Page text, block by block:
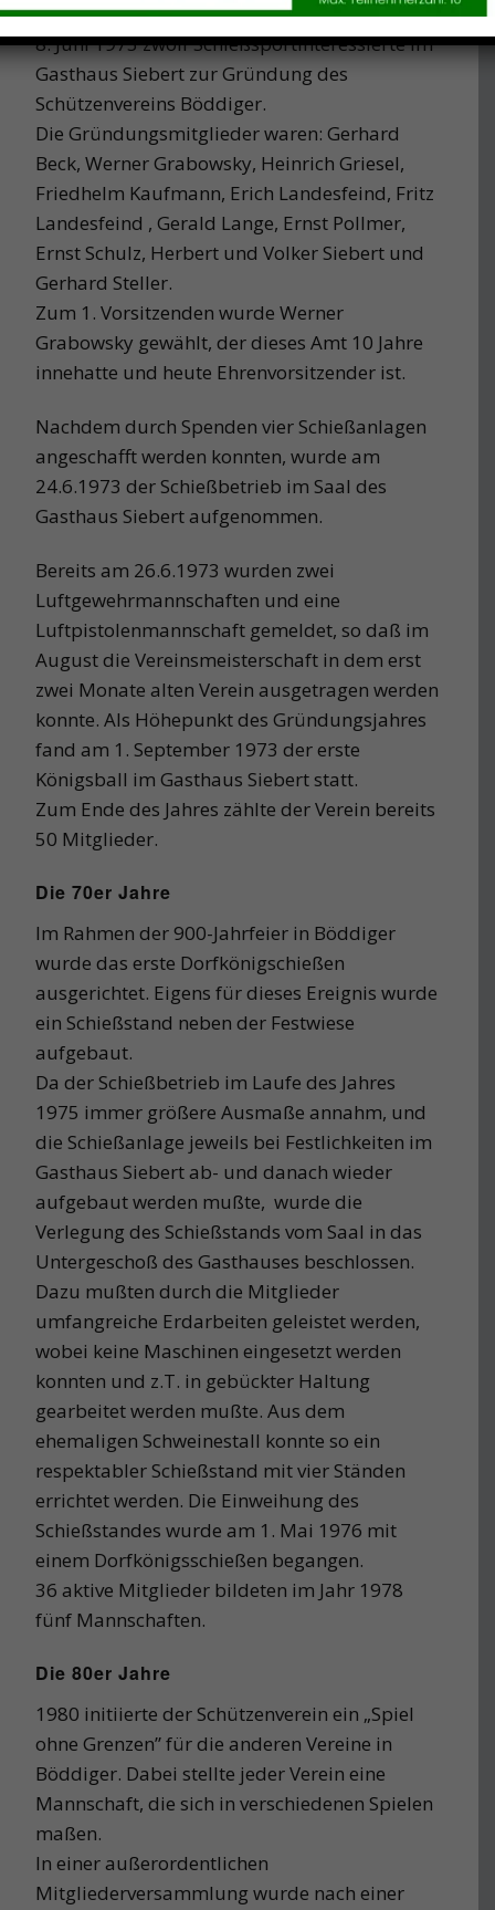
Schießens und der Geselligkeit trafen sich am
8. Juni 1973 zwölf Schießsportinteressierte im
Gasthaus Siebert zur Gründung des
Schützenvereins Böddiger.
Die Gründungsmitglieder waren: Gerhard
Beck, Werner Grabowsky, Heinrich Griesel,
Friedhelm Kaufmann, Erich Landesfeind, Fritz
Landesfeind , Gerald Lange, Ernst Pollmer,
Ernst Schulz, Herbert und Volker Siebert und
Gerhard Steller.
Zum 1. Vorsitzenden wurde Werner
Grabowsky gewählt, der dieses Amt 10 Jahre
innehatte und heute Ehrenvorsitzender ist.
Nachdem durch Spenden vier Schießanlagen
angeschafft werden konnten, wurde am
24.6.1973 der Schießbetrieb im Saal des
Gasthaus Siebert aufgenommen.
Bereits am 26.6.1973 wurden zwei
Luftgewehrmannschaften und eine
Luftpistolenmannschaft gemeldet, so daß im
August die Vereinsmeisterschaft in dem erst
zwei Monate alten Verein ausgetragen werden
konnte. Als Höhepunkt des Gründungsjahres
fand am 1. September 1973 der erste
Königsball im Gasthaus Siebert statt.
Zum Ende des Jahres zählte der Verein bereits
50 Mitglieder.
Die 70er Jahre
Im Rahmen der 900-Jahrfeier in Böddiger
wurde das erste Dorfkönigschießen
ausgerichtet. Eigens für dieses Ereignis wurde
ein Schießstand neben der Festwiese
aufgebaut.
Da der Schießbetrieb im Laufe des Jahres
1975 immer größere Ausmaße annahm, und
die Schießanlage jeweils bei Festlichkeiten im
Gasthaus Siebert ab- und danach wieder
aufgebaut werden mußte, wurde die
Verlegung des Schießstands vom Saal in das
Untergeschoß des Gasthauses beschlossen.
Dazu mußten durch die Mitglieder
umfangreiche Erdarbeiten geleistet werden,
wobei keine Maschinen eingesetzt werden
konnten und z.T. in gebückter Haltung
gearbeitet werden mußte. Aus dem
ehemaligen Schweinestall konnte so ein
respektabler Schießstand mit vier Ständen
errichtet werden. Die Einweihung des
Schießstandes wurde am 1. Mai 1976 mit
einem Dorfkönigsschießen begangen.
36 aktive Mitglieder bildeten im Jahr 1978
fünf Mannschaften.
Die 80er Jahre
1980 initiierte der Schützenverein ein „Spiel
ohne Grenzen” für die anderen Vereine in
Böddiger. Dabei stellte jeder Verein eine
Mannschaft, die sich in verschiedenen Spielen
maßen.
In einer außerordentlichen
Mitgliederversammlung wurde nach einer